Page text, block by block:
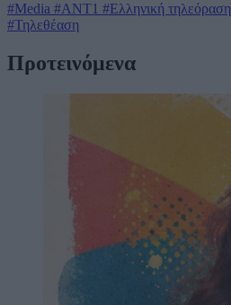
#Media #ΑΝΤ1 #Ελληνική τηλεόραση
#Τηλεθέαση
Προτεινόμενα